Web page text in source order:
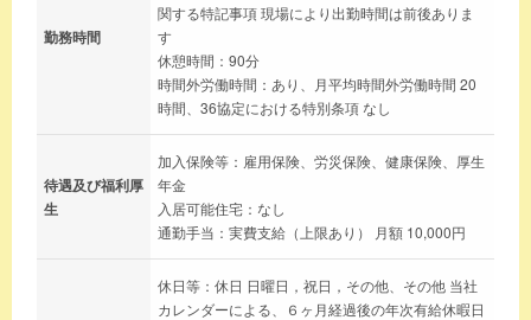
勤務時間
関する特記事項 現場により出勤時間は前後ありま
す
休憩時間：90分
時間外労働時間：あり、月平均時間外労働時間 20
時間、36協定における特別条項 なし
待遇及び福利厚
生
加入保険等：雇用保険、労災保険、健康保険、厚生
年金
入居可能住宅：なし
通勤手当：実費支給（上限あり） 月額 10,000円
休日等：休日 日曜日，祝日，その他、その他 当社
カレンダーによる、６ヶ月経過後の年次有給休暇日